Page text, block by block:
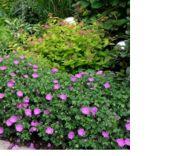
Потенциальные
ограждения